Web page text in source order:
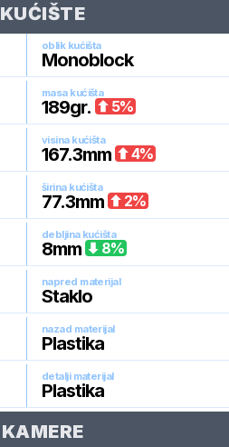
KUĆIŠTE
oblik kućišta
Monoblock
masa kućišta
189gr. 5%
visina kućišta
167.3mm 4%
širina kućišta
77.3mm 2%
debljina kućišta
8mm 8%
napred materijal
Staklo
nazad materijal
Plastika
detalji materijal
Plastika
KAMERE